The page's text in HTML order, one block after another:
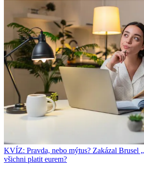
KVÍZ: Pravda, nebo mýtus? Zakázal Brusel
všichni platit eurem?